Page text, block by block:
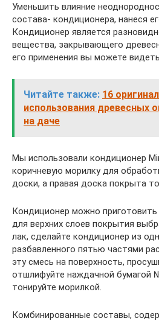
Уменьшить влияние
состава- кондиционера, нанеся
Кондиционер является
вещества, закрывающего
его применения вы можете
Читайте также: 16
использования древесных
на даче
Мы использовали кондиционер
коричневую морилку для
доски, а правая доска покрыта
Кондиционер можно приготовить
для верхних слоев покрытия
лак, сделайте кондиционер из
разбавленного пятью частями
эту смесь на поверхность,
отшлифуйте наждачной бумагой
тонируйте морилкой.
Комбинированные составы,